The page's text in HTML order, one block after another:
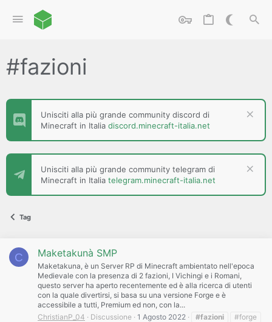
#fazioni
Unisciti alla più grande community discord di
Minecraft in Italia discord.minecraft-italia.net
Unisciti alla più grande community telegram di
Minecraft in Italia telegram.minecraft-italia.net
Tag
C Maketakunà SMP
Maketakuna, è un Server RP di Minecraft ambientato nell'epoca
Medievale con la presenza di 2 fazioni, I Vichingi e i Romani,
questo server ha aperto recentemente ed è alla ricerca di utenti
con la quale divertirsi, si basa su una versione Forge e è
accessibile a tutti, Premium ed non, con la...
ChristianP_04
Discussione 1 Agosto 2022 #fazioni
#forge